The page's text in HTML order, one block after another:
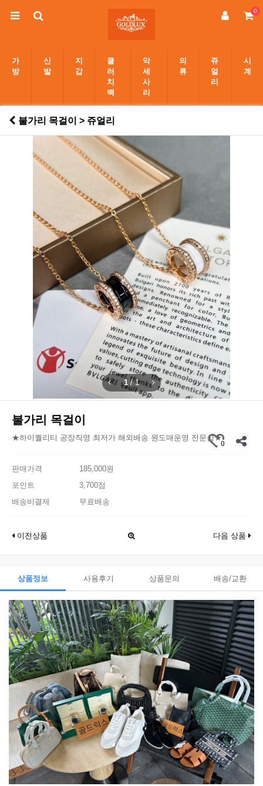
0
가
방
신
발
지
갑
클
러
치
백
악
세
사
리
의
류
쥬
얼
리
시
계
불가리 목걸이 > 쥬얼리
1 /1
불가리 목걸이
★하이퀄리티 공장직영 최저가 해외배송 원도매운영 전문샵★
0
판매가격
185,000원
포인트
3,700점
배송비결제
무료배송
이전상품 다음 상품
상품정보 사용후기 상품문의 배송/교환